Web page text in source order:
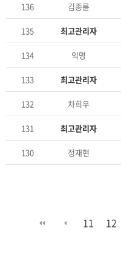
136 김종륜
135 Re: 빚
최고관리자
134 잘 모르겠다
익명
133 Re: 잘 모르겠다
최고관리자
132 차희우
131 Re: 상담
최고관리자
130 살려주세요..지금.
정재현
11 12